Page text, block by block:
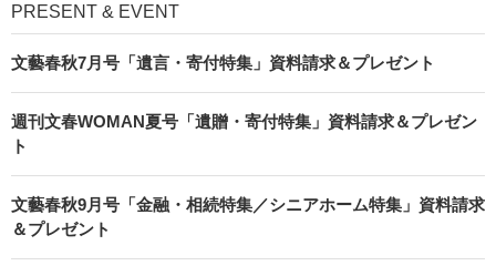
PRESENT & EVENT
文藝春秋7月号「遺言・寄付特集」資料請求＆プレゼント
週刊文春WOMAN夏号「遺贈・寄付特集」資料請求＆プレゼン
ト
文藝春秋9月号「金融・相続特集／シニアホーム特集」資料請求
＆プレゼント